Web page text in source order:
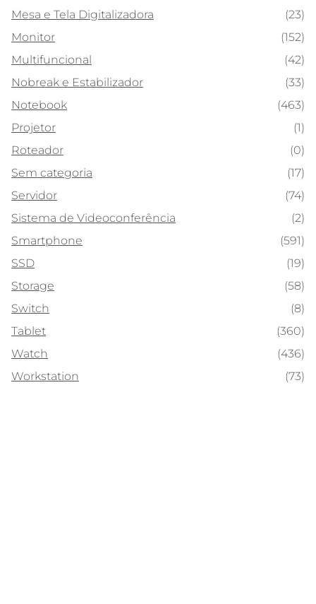
Mesa e Tela Digitalizadora
(23)
Monitor
(152)
Multifuncional
(42)
Nobreak e Estabilizador
(33)
Notebook
(463)
Projetor
(1)
Roteador
(0)
Sem categoria
(17)
Servidor
(74)
Sistema de Videoconferência
(2)
Smartphone
(591)
SSD
(19)
Storage
(58)
Switch
(8)
Tablet
(360)
Watch
(436)
Workstation
(73)